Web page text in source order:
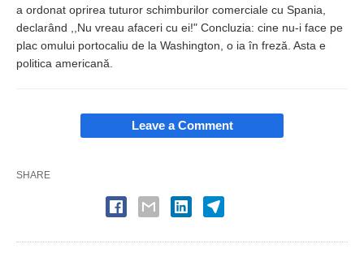
a ordonat oprirea tuturor schimburilor comerciale cu Spania,
declarând ,,Nu vreau afaceri cu ei!" Concluzia: cine nu-i face pe
plac omului portocaliu de la Washington, o ia în freză. Asta e
politica americană.
Leave a Comment
SHARE